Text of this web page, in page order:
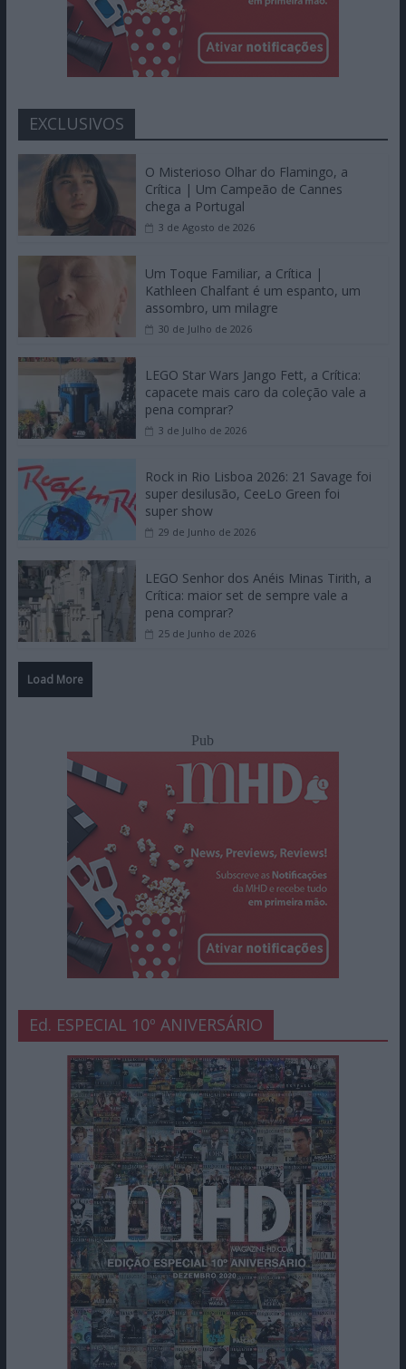
EXCLUSIVOS
O Misterioso Olhar do Flamingo, a
Crítica | Um Campeão de Cannes
chega a Portugal
3 de Agosto de 2026
Um Toque Familiar, a Crítica |
Kathleen Chalfant é um espanto, um
assombro, um milagre
30 de Julho de 2026
LEGO Star Wars Jango Fett, a Crítica:
capacete mais caro da coleção vale a
pena comprar?
3 de Julho de 2026
Rock in Rio Lisboa 2026: 21 Savage foi
super desilusão, CeeLo Green foi
super show
29 de Junho de 2026
LEGO Senhor dos Anéis Minas Tirith, a
Crítica: maior set de sempre vale a
pena comprar?
25 de Junho de 2026
Load More
Pub
Ed. ESPECIAL 10º ANIVERSÁRIO